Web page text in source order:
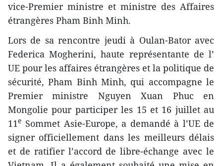
vice-Premier ministre et ministre des Affaires
étrangères Pham Binh Minh.
Lors de sa rencontre jeudi à Oulan-Bator avec
Federica Mogherini, haute représentante de l’​
UE pour les affaires étrangères et la politique de
sécurité, Pham Binh Minh, qui accompagne le
Premier ministre Nguyen Xuan Phuc en
Mongolie pour participer les 15 et 16 juillet au
11e Sommet Asie-Europe, a demandé à l’UE de
signer officiellement dans les meilleurs délais
et de ratifier l’accord de libre-échange avec le